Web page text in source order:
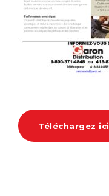
Téléchargez ici